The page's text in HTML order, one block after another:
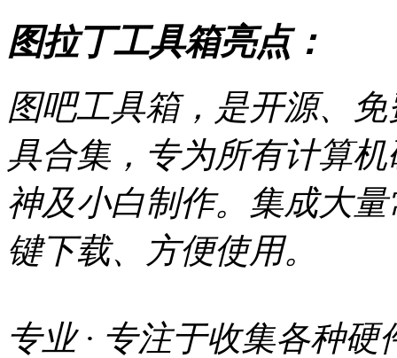
图拉丁工具箱亮点：
图吧工具箱，是开源、
具合集，专为所有计算
神及小白制作。集成大
键下载、方便使用。
专业 · 专注于收集各种